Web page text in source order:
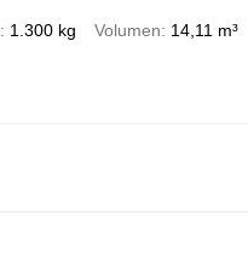
1.300 kg Volumen 14,11 m³